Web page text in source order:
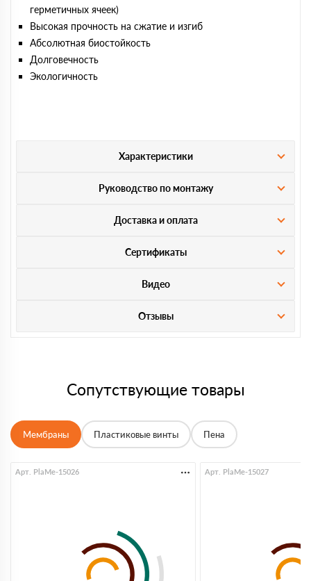
герметичных ячеек)
Высокая прочность на сжатие и изгиб
Абсолютная биостойкость
Долговечность
Экологичность
Характеристики
Руководство по монтажу
Доставка и оплата
Сертификаты
Видео
Отзывы
Сопутствующие товары
Мембраны Пластиковые винты Пена
Арт. PlaMe-15026 Арт. PlaMe-15027